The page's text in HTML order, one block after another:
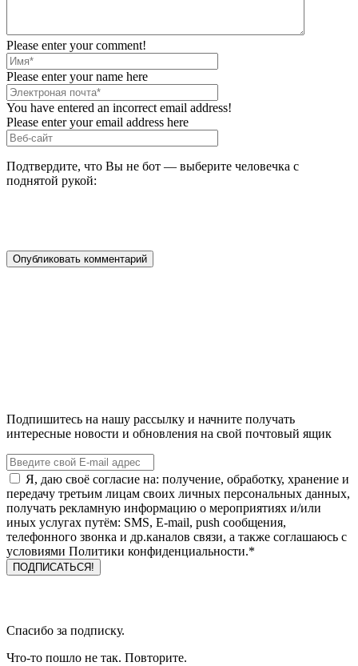
Please enter your comment!
Please enter your name here
You have entered an incorrect email address!
Please enter your email address here
Подтвердите, что Вы не бот — выберите человечка с
поднятой рукой:
Подпишитесь на нашу рассылку и начните получать
интересные новости и обновления на свой почтовый ящик
Я, даю своё согласие на: получение, обработку, хранение и
передачу третьим лицам своих личных персональных данных,
получать рекламную информацию о мероприятиях и/или
иных услугах путём: SMS, E-mail, push сообщения,
телефонного звонка и др.каналов связи, а также соглашаюсь с
условиями Политики конфиденциальности.*
Спасибо за подписку.
Что-то пошло не так. Повторите.